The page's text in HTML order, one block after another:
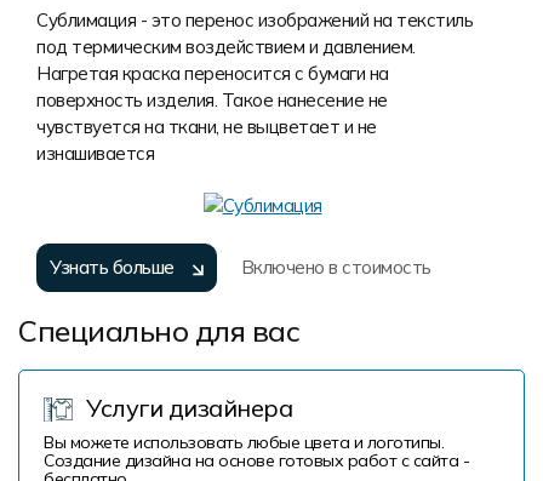
Сублимация - это перенос изображений на текстиль
под термическим воздействием и давлением.
Нагретая краска переносится с бумаги на
поверхность изделия. Такое нанесение не
чувствуется на ткани, не выцветает и не
изнашивается
Узнать больше Включено в стоимость
Специально для вас
Услуги дизайнера
Вы можете использовать любые цвета и логотипы.
Создание дизайна на основе готовых работ с сайта -